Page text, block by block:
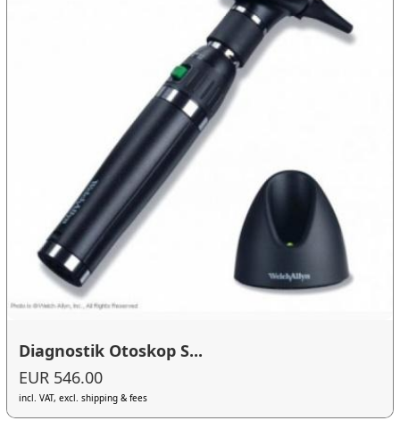
Diagnostik Otoskop S...
EUR 546.00
incl. VAT, excl. shipping & fees